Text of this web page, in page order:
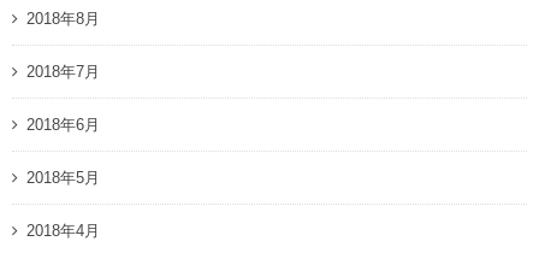
2018年8月
2018年7月
2018年6月
2018年5月
2018年4月